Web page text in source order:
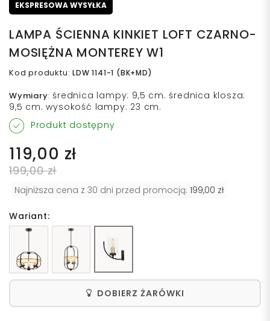
EKSPRESOWA WYSYŁKA
LAMPA ŚCIENNA KINKIET LOFT CZARNO-
MOSIĘŻNA MONTEREY W1
Kod produktu:LDW 1141-1 (BK+MD)
Wymiary: średnica lampy: 9,5 cm. średnica klosza:
9,5 cm. wysokość lampy: 23 cm.
Produkt dostępny
119,00 zł
199,00 zł
Najniższa cena z 30 dni przed promocją: 199,00 zł
Wariant:
DOBIERZ ŻARÓWKI